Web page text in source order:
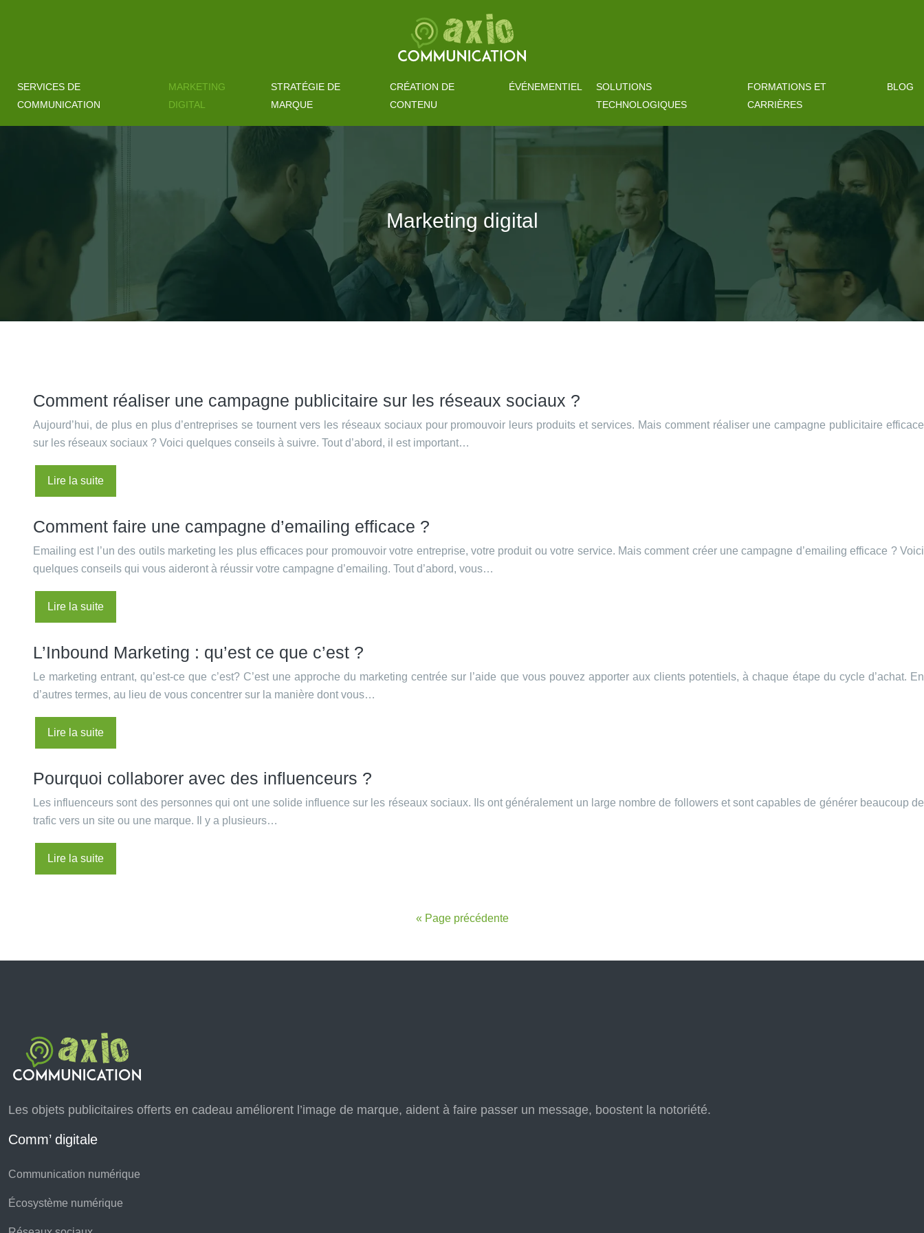
SERVICES DE
COMMUNICATION
MARKETING
DIGITAL
STRATÉGIE DE
MARQUE
CRÉATION DE
CONTENU
ÉVÉNEMENTIEL
SOLUTIONS
TECHNOLOGIQUES
FORMATIONS ET
CARRIÈRES
BLOG
Marketing digital
Comment réaliser une campagne publicitaire sur les réseaux sociaux ?
Aujourd’hui, de plus en plus d’entreprises se tournent vers les réseaux sociaux pour promouvoir leurs produits et services. Mais comment réaliser une campagne publicitaire efficace
sur les réseaux sociaux ? Voici quelques conseils à suivre. Tout d’abord, il est important…
Lire la suite
Comment faire une campagne d’emailing efficace ?
Emailing est l’un des outils marketing les plus efficaces pour promouvoir votre entreprise, votre produit ou votre service. Mais comment créer une campagne d’emailing efficace ? Voici
quelques conseils qui vous aideront à réussir votre campagne d’emailing. Tout d’abord, vous…
Lire la suite
L’Inbound Marketing : qu’est ce que c’est ?
Le marketing entrant, qu’est-ce que c’est? C’est une approche du marketing centrée sur l’aide que vous pouvez apporter aux clients potentiels, à chaque étape du cycle d’achat. En
d’autres termes, au lieu de vous concentrer sur la manière dont vous…
Lire la suite
Pourquoi collaborer avec des influenceurs ?
Les influenceurs sont des personnes qui ont une solide influence sur les réseaux sociaux. Ils ont généralement un large nombre de followers et sont capables de générer beaucoup de
trafic vers un site ou une marque. Il y a plusieurs…
Lire la suite
« Page précédente
Les objets publicitaires offerts en cadeau améliorent l’image de marque, aident à faire passer un message, boostent la notoriété.
Comm’ digitale
Communication numérique
Écosystème numérique